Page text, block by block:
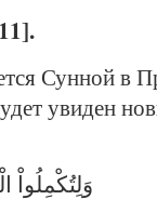
Сунной в
увиден
وَلِتُكْمِلُواْ